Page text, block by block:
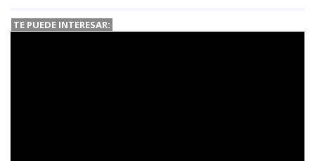
TE PUEDE INTERESAR: